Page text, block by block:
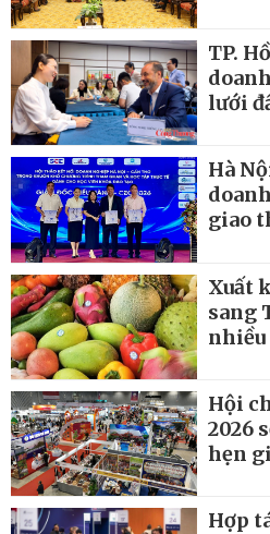
TP.
lưới
Hà
giao
Xuất
sang
nhiều
Hội
2026
hẹn
Hợp